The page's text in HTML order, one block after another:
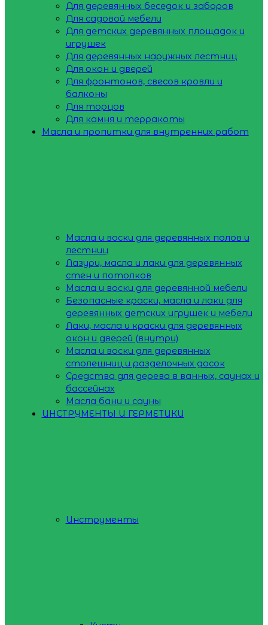
Для деревянных беседок и заборов
Для садовой мебели
Для детских деревянных площадок и
игрушек
Для деревянных наружных лестниц
Для окон и дверей
Для фронтонов, свесов кровли и
балконы
Для торцов
Для камня и терракоты
Масла и пропитки для внутренних работ
Масла и воски для деревянных полов и
лестниц
Лазури, масла и лаки для деревянных
стен и потолков
Масла и воски для деревянной мебели
Безопасные краски, масла и лаки для
деревянных детских игрушек и мебели
Лаки, масла и краски для деревянных
окон и дверей (внутри)
Масла и воски для деревянных
столешниц и разделочных досок
Средства для дерева в ванных, саунах и
бассейнах
Масла бани и сауны
ИНСТРУМЕНТЫ И ГЕРМЕТИКИ
Инструменты